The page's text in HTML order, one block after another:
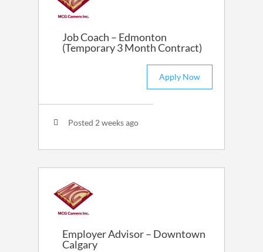
Job Coach – Edmonton
(Temporary 3 Month Contract)
Apply Now
Posted 2 weeks ago
Employer Advisor – Downtown
Calgary